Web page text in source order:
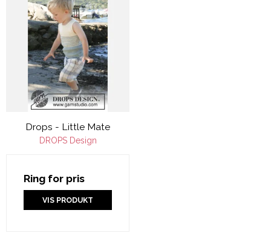
Drops - Little Mate
DROPS Design
Ring for pris
VIS PRODUKT